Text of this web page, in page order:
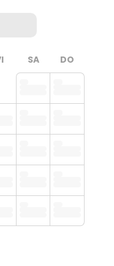
SA DO